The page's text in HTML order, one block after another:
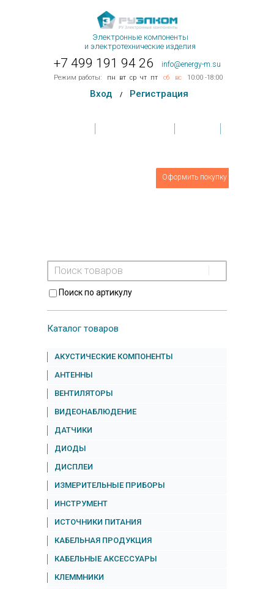
Электронные компоненты
и электротехнические изделия
+7 499 191 94 26 info@energy-m.su
Режим работы: пн вт ср чт пт сб вс 10:00 -18:00
Вход / Регистрация
Оформить покупку
Поиск по артикулу
Каталог товаров
АКУСТИЧЕСКИЕ КОМПОНЕНТЫ
АНТЕННЫ
ВЕНТИЛЯТОРЫ
ВИДЕОНАБЛЮДЕНИЕ
ДАТЧИКИ
ДИОДЫ
ДИСПЛЕИ
ИЗМЕРИТЕЛЬНЫЕ ПРИБОРЫ
ИНСТРУМЕНТ
ИСТОЧНИКИ ПИТАНИЯ
КАБЕЛЬНАЯ ПРОДУКЦИЯ
КАБЕЛЬНЫЕ АКСЕССУАРЫ
КЛЕММНИКИ